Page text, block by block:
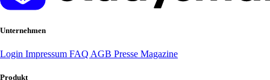
Unternehmen
Login Impressum FAQ AGB Presse Magazine
Produkt